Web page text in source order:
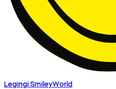
Legingi SmileyWorld